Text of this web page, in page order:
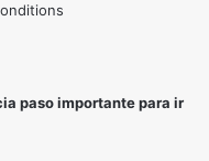
paso importante para ir